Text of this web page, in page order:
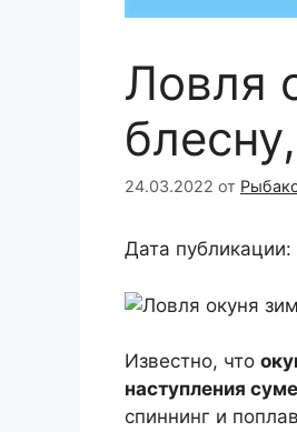
Ловля
24.03.2022 от
Дата публикации:
Известно, что
наступления
спиннинг и